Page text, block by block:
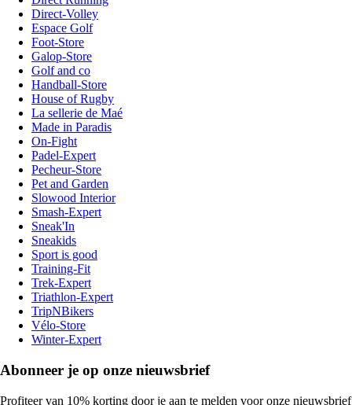
Direct-Volley
Espace Golf
Foot-Store
Galop-Store
Golf and co
Handball-Store
House of Rugby
La sellerie de Maé
Made in Paradis
On-Fight
Padel-Expert
Pecheur-Store
Pet and Garden
Slowood Interior
Smash-Expert
Sneak'In
Sneakids
Sport is good
Training-Fit
Trek-Expert
Triathlon-Expert
TripNBikers
Vélo-Store
Winter-Expert
Abonneer je op onze nieuwsbrief
Profiteer van 10% korting door je aan te melden voor onze nieuwsbrief